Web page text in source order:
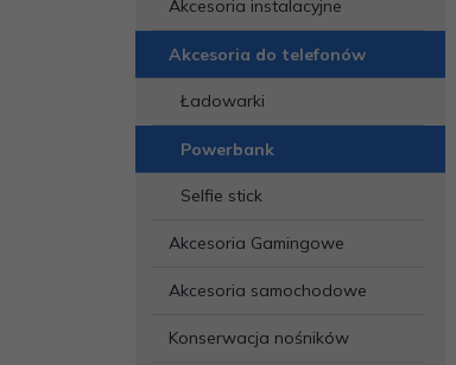
Akcesoria instalacyjne
Akcesoria do telefonów
Ładowarki
Powerbank
Selfie stick
Akcesoria Gamingowe
Akcesoria samochodowe
Konserwacja nośników